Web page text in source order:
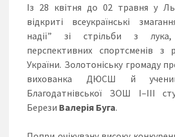
Із 28 квітня до 02 травня у
відкриті всеукраїнські
надії” зі стрільби з
перспективних спортсменів з
України. Золотоніську громаду
вихованка ДЮСШ й
Благодатнівської ЗОШ І–ІІІ
Берези Валерія Буга.